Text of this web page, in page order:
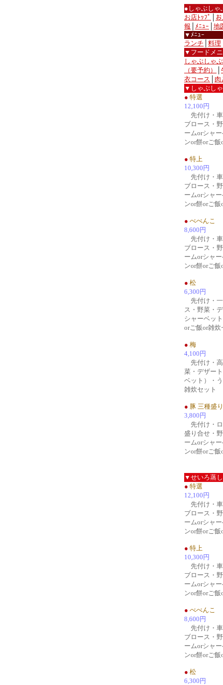
●しゃぶし
お店ﾄｯﾌﾟ
報
ﾒﾆｭｰ
地
▼ﾒﾆｭｰ
ランチ
料理
▼フードメ
しゃぶしゃ
（要予約）
衣コース
肉
▼しゃぶし
● 特選
12,100円
先付け・車
ブロース・
ームorシャ
ンor餅orご
● 特上
10,300円
先付け・車
ブロース・
ームorシャ
ンor餅orご
● べべんこ
8,600円
先付け・車
ブロース・
ームorシャ
ンor餅orご
● 松
6,300円
先付け・一
ス・野菜・
シャーベッ
orご飯or雑炊
● 梅
4,100円
先付け・高
菜・デザー
ベット）・
雑炊セット
● 豚 三種盛り
3,800円
先付け・ロ
盛り合せ・
ームorシャ
ンor餅orご
▼せいろ蒸
● 特選
12,100円
先付け・車
ブロース・
ームorシャ
ンor餅orご
● 特上
10,300円
先付け・車
ブロース・
ームorシャ
ンor餅orご
● べべんこ
8,600円
先付け・車
ブロース・
ームorシャ
ンor餅orご
● 松
6,300円